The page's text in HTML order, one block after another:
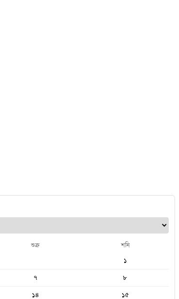
শুক্র শনি
১
৭
৮
১৪ ১৫